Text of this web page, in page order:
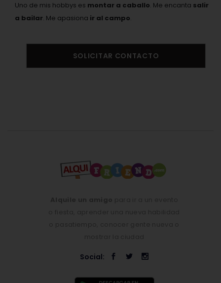
Uno de mis hobbys es montar a caballo. Me encanta salir
a bailar. Me apasiona ir al campo.
SOLICITAR CONTACTO
Social: